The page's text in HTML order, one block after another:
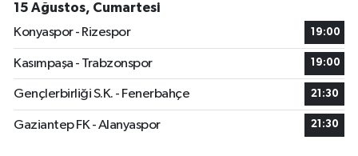
15 Ağustos, Cumartesi
Konyaspor - Rizespor
19:00
Kasımpaşa - Trabzonspor 19:00
Gençlerbirliği S.K. - Fenerbahçe 21:30
Gaziantep FK - Alanyaspor 21:30